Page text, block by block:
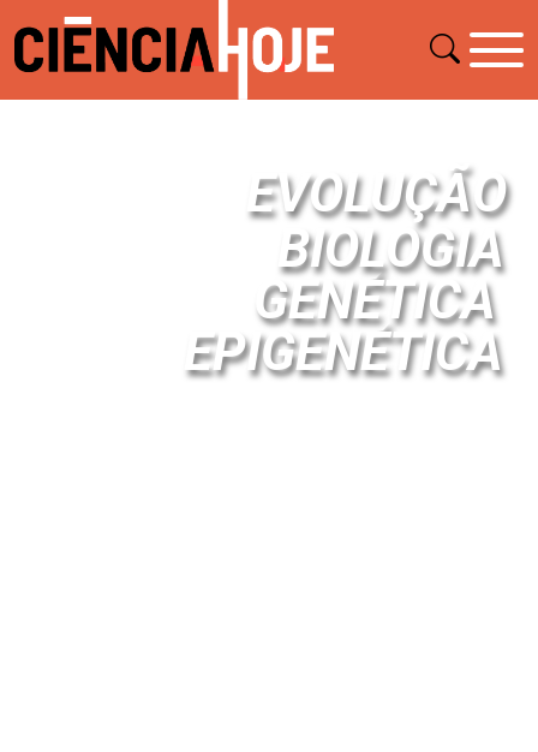
BIOLOGIA
EPIGENÉTICA
GENÉTICA
EVOLUÇÃO